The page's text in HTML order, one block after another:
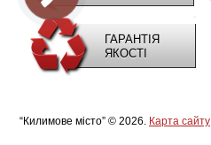
ГАРАНТІЯ
ЯКОСТІ
“Килимове місто” © 2026. Карта сайту